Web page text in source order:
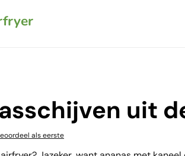
Logo Uit de Airfryer
uit
als eerste